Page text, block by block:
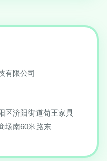
有限公司
区济阳街道苟王家具
场南60米路东